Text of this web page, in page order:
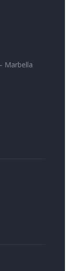
Marbella